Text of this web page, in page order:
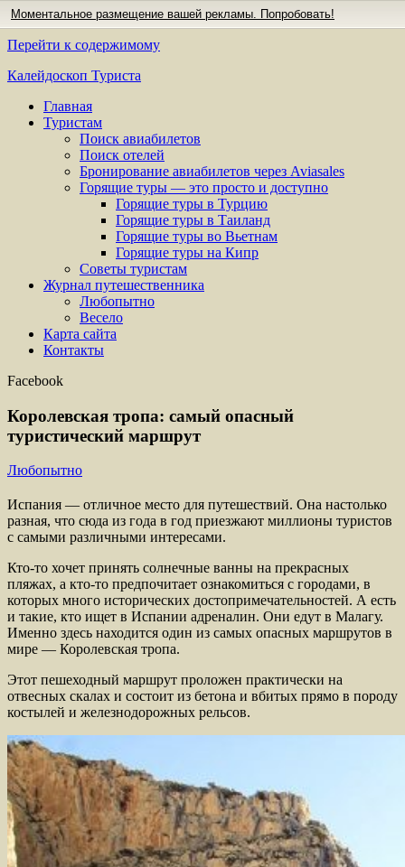
Моментальное размещение вашей рекламы. Попробовать!
Перейти к содержимому
Калейдоскоп Туриста
Главная
Туристам
Поиск авиабилетов
Поиск отелей
Бронирование авиабилетов через Aviasales
Горящие туры — это просто и доступно
Горящие туры в Турцию
Горящие туры в Таиланд
Горящие туры во Вьетнам
Горящие туры на Кипр
Советы туристам
Журнал путешественника
Любопытно
Весело
Карта сайта
Контакты
Facebook
Королевская тропа: самый опасный
туристический маршрут
Любопытно
Испания — отличное место для путешествий. Она настолько
разная, что сюда из года в год приезжают миллионы туристов
с самыми различными интересами.
Кто-то хочет принять солнечные ванны на прекрасных
пляжах, а кто-то предпочитает ознакомиться с городами, в
которых много исторических достопримечательностей. А есть
и такие, кто ищет в Испании адреналин. Они едут в Малагу.
Именно здесь находится один из самых опасных маршрутов в
мире — Королевская тропа.
Этот пешеходный маршрут проложен практически на
отвесных скалах и состоит из бетона и вбитых прямо в породу
костылей и железнодорожных рельсов.